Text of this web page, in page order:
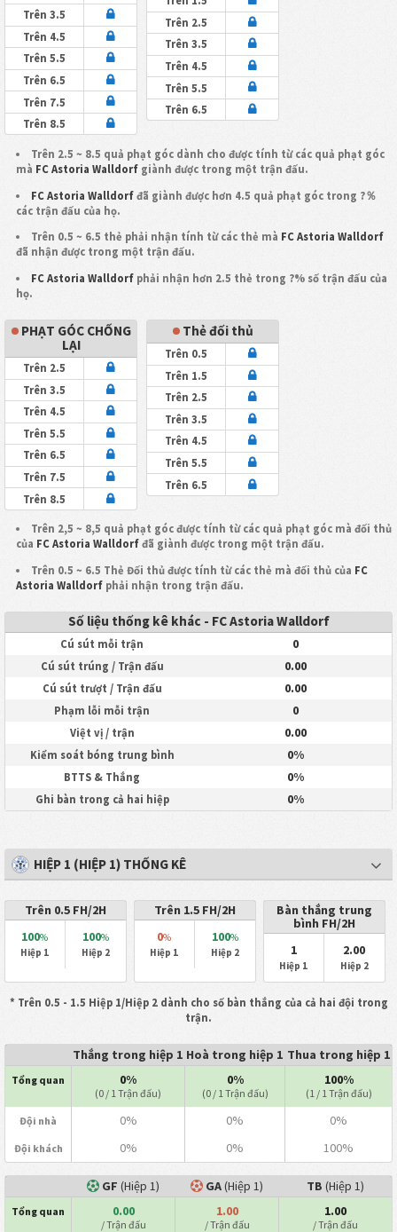
Trên 3.5
Trên 4.5
Trên 5.5
Trên 6.5
Trên 7.5
Trên 8.5
Trên 2.5
Trên 3.5
Trên 4.5
Trên 5.5
Trên 6.5
Trên 2.5 ~ 8.5 quả phạt góc dành cho được tính từ các quả phạt góc
mà FC Astoria Walldorfgiành được trong một trận đấu.
FC Astoria Walldorf đã giành được hơn 4.5 quả phạt góc trong ?％
các trận đấu của họ.
Trên 0.5 ~ 6.5 thẻ phải nhận tính từ các thẻ mà FC Astoria Walldorf
đã nhận được trong một trận đấu.
FC Astoria Walldorf phải nhận hơn 2.5 thẻ trong ?% số trận đấu của
họ.
PHẠT GÓC CHỐNG
LẠI
Trên 2.5
Trên 3.5
Trên 4.5
Trên 5.5
Trên 6.5
Trên 7.5
Trên 8.5
Thẻ đối thủ
Trên 0.5
Trên 1.5
Trên 2.5
Trên 3.5
Trên 4.5
Trên 5.5
Trên 6.5
Trên 2,5 ~ 8,5 quả phạt góc được tính từ các quả phạt góc mà đối thủ
của FC Astoria Walldorfđã giành được trong một trận đấu.
Trên 0.5 ~ 6.5 Thẻ Đối thủ được tính từ các thẻ mà đối thủ của FC
Astoria Walldorfphải nhận trong trận đấu.
Số liệu thống kê khác - FC Astoria Walldorf
Cú sút mỗi trận 0
Cú sút trúng / Trận đấu 0.00
Cú sút trượt / Trận đấu 0.00
Phạm lỗi mỗi trận 0
Việt vị / trận 0.00
Kiểm soát bóng trung bình 0%
BTTS & Thắng 0%
Ghi bàn trong cả hai hiệp 0%
HIỆP 1 (HIỆP 1) THỐNG KÊ
Trên 0.5 FH/2H
100%
Hiệp 1
100%
Hiệp 2
Trên 1.5 FH/2H
0%
Hiệp 1
100%
Hiệp 2
Bàn thắng trung
bình FH/2H
1
Hiệp 1
2.00
Hiệp 2
* Trên 0.5 - 1.5 Hiệp 1/Hiệp 2 dành cho số bàn thắng của cả hai đội trong
trận.
Thắng trong hiệp 1 Hoà trong hiệp 1 Thua trong hiệp 1
Tổng quan 0%
(0 / 1 Trận đấu)
0%
(0 / 1 Trận đấu)
100%
(1 / 1 Trận đấu)
Đội nhà 0% 0% 0%
Đội khách 0% 0% 100%
GF (Hiệp 1) GA(Hiệp 1) TB (Hiệp 1)
Tổng quan 0.00
/ Trận đấu
1.00
/ Trận đấu
1.00
/ Trận đấu